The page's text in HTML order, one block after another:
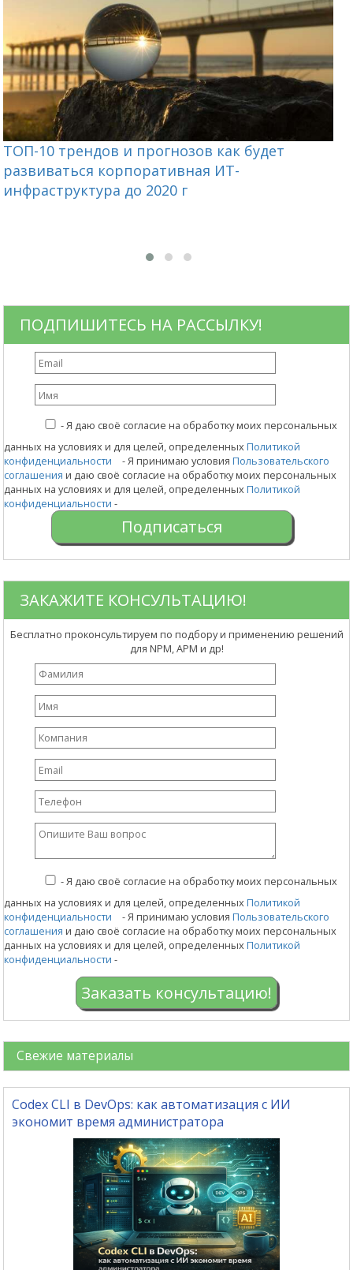
ТОП-10 трендов и прогнозов как будет
развиваться корпоративная ИТ-
инфраструктура до 2020 г
ПОДПИШИТЕСЬ НА РАССЫЛКУ!
-Я даю своё согласие на обработку моих персональных
данных на условиях и для целей, определенныхПолитикой
конфиденциальности
- Я принимаю условияПользовательского
соглашения и даю своё согласие на обработку моих персональных
данных на условиях и для целей, определенныхПолитикой
конфиденциальности -
ЗАКАЖИТЕ КОНСУЛЬТАЦИЮ!
Бесплатно проконсультируем по подбору и применению решений
для NPM, APM и др!
-Я даю своё согласие на обработку моих персональных
данных на условиях и для целей, определенныхПолитикой
конфиденциальности
- Я принимаю условияПользовательского
соглашения и даю своё согласие на обработку моих персональных
данных на условиях и для целей, определенныхПолитикой
конфиденциальности -
Заказать консультацию!
Свежие материалы
Codex CLI в DevOps: как автоматизация с ИИ
экономит время администратора